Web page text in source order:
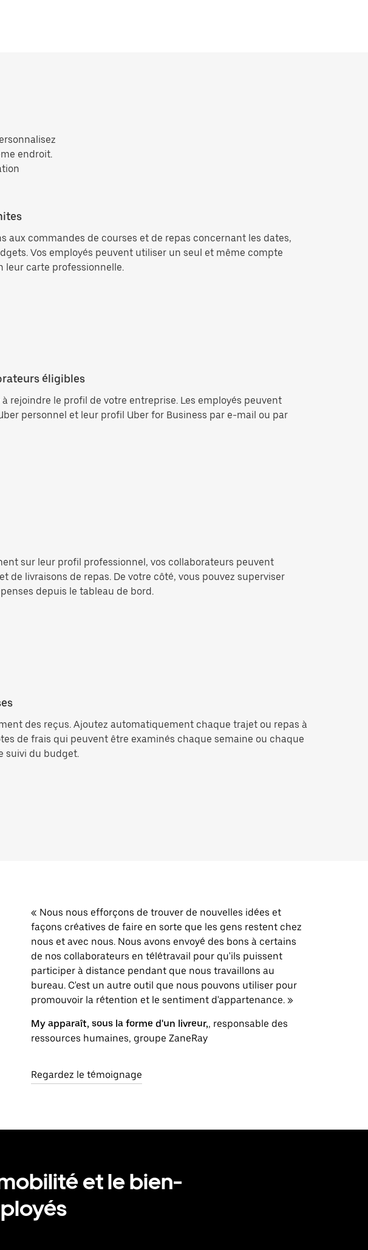
endroit.
aux commandes de courses et de repas concernant les dates,
Vos employés peuvent utiliser un seul et même compte
leur carte professionnelle.
éligibles
rejoindre le profil de votre entreprise. Les employés peuvent
personnel et leur profil Uber for Business par e-mail ou par
sur leur profil professionnel, vos collaborateurs peuvent
de livraisons de repas. De votre côté, vous pouvez superviser
depuis le tableau de bord.
des reçus. Ajoutez automatiquement chaque trajet ou repas à
de frais qui peuvent être examinés chaque semaine ou chaque
suivi du budget.
« Nous nous efforçons de trouver de nouvelles idées et
façons créatives de faire en sorte que les gens restent chez
nous et avec nous. Nous avons envoyé des bons à certains
de nos collaborateurs en télétravail pour qu'ils puissent
participer à distance pendant que nous travaillons au
bureau. C'est un autre outil que nous pouvons utiliser pour
promouvoir la rétention et le sentiment d'appartenance. »
My apparaît, sous la forme d'un livreur,, responsable des
ressources humaines, groupe ZaneRay
Regardez le témoignage
et le bien-